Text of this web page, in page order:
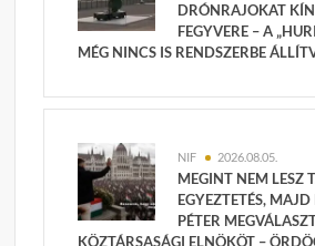
DRÓNRAJOKAT
FEGYVERE – A
MÉG NINCS IS RENDSZERBE
NIF 2026.08.05.
MEGINT NEM LESZ
EGYEZTETÉS,
PÉTER
KÖZTÁRSASÁGI ELNÖKÖT –